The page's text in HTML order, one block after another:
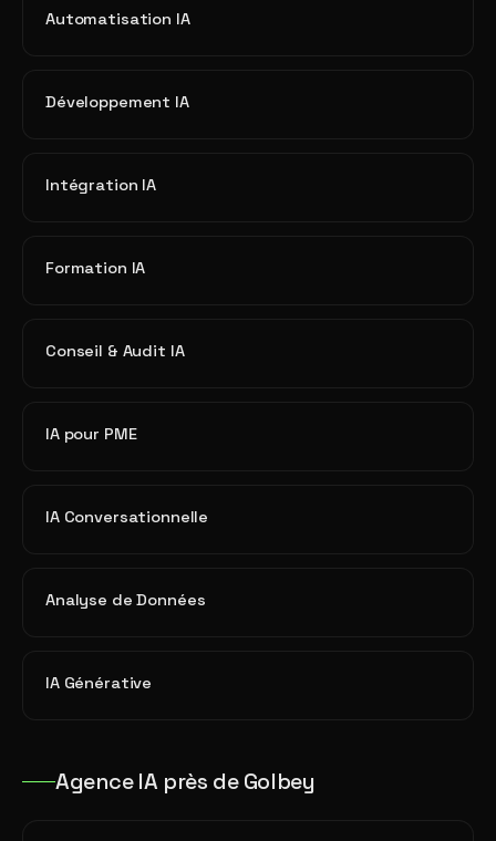
Automatisation IA
Développement IA
Intégration IA
Formation IA
Conseil & Audit IA
IA pour PME
IA Conversationnelle
Analyse de Données
IA Générative
Agence IA près de Golbey